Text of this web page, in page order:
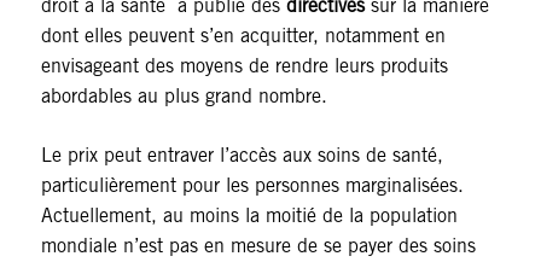
droit à la santé a publié des directivessur la manière
dont elles peuvent s’en acquitter, notamment en
envisageant des moyens de rendre leurs produits
abordables au plus grand nombre.
Le prix peut entraver l’accès aux soins de santé,
particulièrement pour les personnes marginalisées.
Actuellement, au moins la moitié de la population
mondiale n’est pas en mesure de se payer des soins